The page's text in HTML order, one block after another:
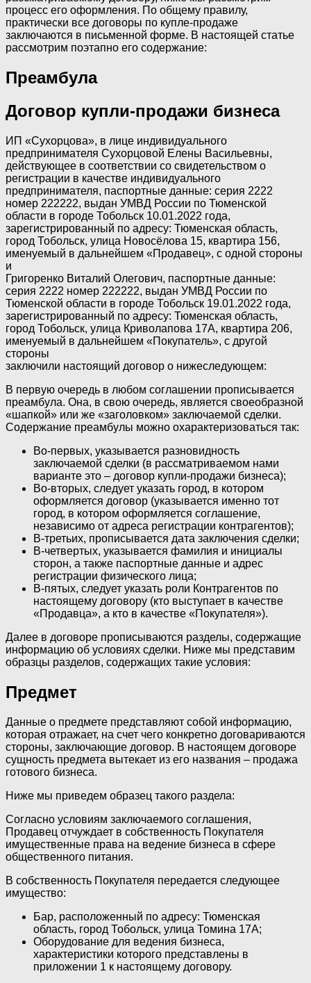
процесс его оформления. По общему правилу,
практически все договоры по купле-продаже
заключаются в письменной форме. В настоящей статье
рассмотрим поэтапно его содержание:
Преамбула
Договор купли-продажи бизнеса
ИП «Сухорцова», в лице индивидуального
предпринимателя Сухорцовой Елены Васильевны,
действующее в соответствии со свидетельством о
регистрации в качестве индивидуального
предпринимателя, паспортные данные: серия 2222
номер 222222, выдан УМВД России по Тюменской
области в городе Тобольск 10.01.2022 года,
зарегистрированный по адресу: Тюменская область,
город Тобольск, улица Новосёлова 15, квартира 156,
именуемый в дальнейшем «Продавец», с одной стороны
и
Григоренко Виталий Олегович, паспортные данные:
серия 2222 номер 222222, выдан УМВД России по
Тюменской области в городе Тобольск 19.01.2022 года,
зарегистрированный по адресу: Тюменская область,
город Тобольск, улица Криволапова 17А, квартира 206,
именуемый в дальнейшем «Покупатель», с другой
стороны
заключили настоящий договор о нижеследующем:
В первую очередь в любом соглашении прописывается
преамбула. Она, в свою очередь, является своеобразной
«шапкой» или же «заголовком» заключаемой сделки.
Содержание преамбулы можно охарактеризоваться так:
Во-первых, указывается разновидность
заключаемой сделки (в рассматриваемом нами
варианте это – договор купли-продажи бизнеса);
Во-вторых, следует указать город, в котором
оформляется договор (указывается именно тот
город, в котором оформляется соглашение,
независимо от адреса регистрации контрагентов);
В-третьих, прописывается дата заключения сделки;
В-четвертых, указывается фамилия и инициалы
сторон, а также паспортные данные и адрес
регистрации физического лица;
В-пятых, следует указать роли Контрагентов по
настоящему договору (кто выступает в качестве
«Продавца», а кто в качестве «Покупателя»).
Далее в договоре прописываются разделы, содержащие
информацию об условиях сделки. Ниже мы представим
образцы разделов, содержащих такие условия:
Предмет
Данные о предмете представляют собой информацию,
которая отражает, на счет чего конкретно договариваются
стороны, заключающие договор. В настоящем договоре
сущность предмета вытекает из его названия – продажа
готового бизнеса.
Ниже мы приведем образец такого раздела:
Согласно условиям заключаемого соглашения,
Продавец отчуждает в собственность Покупателя
имущественные права на ведение бизнеса в сфере
общественного питания.
В собственность Покупателя передается следующее
имущество:
Бар, расположенный по адресу: Тюменская
область, город Тобольск, улица Томина 17А;
Оборудование для ведения бизнеса,
характеристики которого представлены в
приложении 1 к настоящему договору.